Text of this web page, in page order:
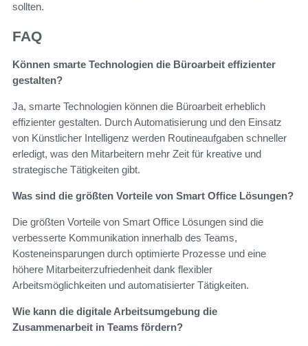
sollten.
FAQ
Können smarte Technologien die Büroarbeit effizienter
gestalten?
Ja, smarte Technologien können die Büroarbeit erheblich
effizienter gestalten. Durch Automatisierung und den Einsatz
von Künstlicher Intelligenz werden Routineaufgaben schneller
erledigt, was den Mitarbeitern mehr Zeit für kreative und
strategische Tätigkeiten gibt.
Was sind die größten Vorteile von Smart Office Lösungen?
Die größten Vorteile von Smart Office Lösungen sind die
verbesserte Kommunikation innerhalb des Teams,
Kosteneinsparungen durch optimierte Prozesse und eine
höhere Mitarbeiterzufriedenheit dank flexibler
Arbeitsmöglichkeiten und automatisierter Tätigkeiten.
Wie kann die digitale Arbeitsumgebung die
Zusammenarbeit in Teams fördern?